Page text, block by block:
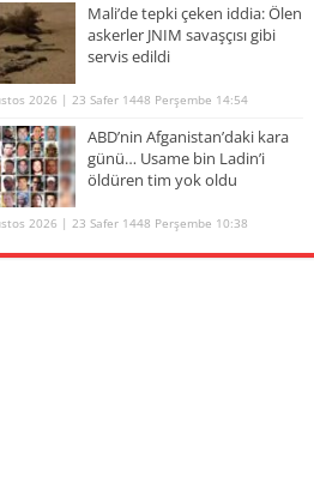
Mali’de tepki çeken iddia: Ölen
askerler JNIM savaşçısı gibi
servis edildi
2026 | 23 Safer 1448 Perşembe 14:54
ABD’nin Afganistan’daki kara
günü… Usame bin Ladin’i
öldüren tim yok oldu
2026 | 23 Safer 1448 Perşembe 10:38